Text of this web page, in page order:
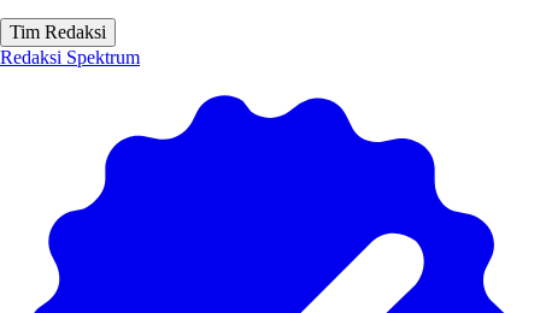
Tim Redaksi
Redaksi Spektrum